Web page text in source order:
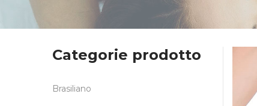
Categorie prodotto
Brasiliano